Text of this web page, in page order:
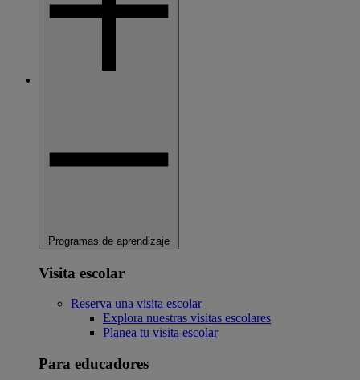
Programas de aprendizaje
Visita escolar
Reserva una visita escolar
Explora nuestras visitas escolares
Planea tu visita escolar
Para educadores